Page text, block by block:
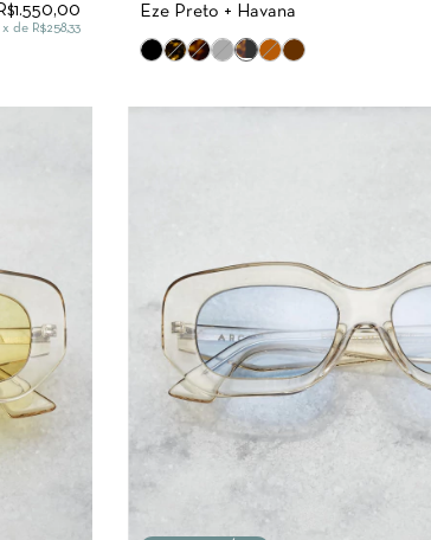
R$1.550,00
x de R$258,33
Eze Preto + Havana